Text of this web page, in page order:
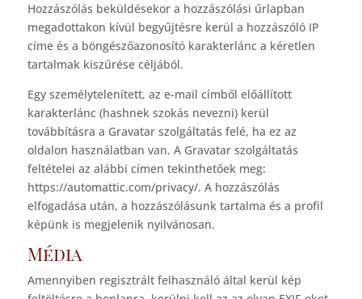
Hozzászólás beküldésekor a hozzászólási űrlapban
megadottakon kívül begyűjtésre kerül a hozzászóló IP
címe és a böngészőazonosító karakterlánc a kéretlen
tartalmak kiszűrése céljából.
Egy személytelenített, az e-mail címből előállított
karakterlánc (hashnek szokás nevezni) kerül
továbbításra a Gravatar szolgáltatás felé, ha ez az
oldalon használatban van. A Gravatar szolgáltatás
feltételei az alábbi címen tekinthetőek meg:
https://automattic.com/privacy/. A hozzászólás
elfogadása után, a hozzászólásunk tartalma és a profil
képünk is megjelenik nyilvánosan.
Média
Amennyiben regisztrált felhasználó által kerül kép